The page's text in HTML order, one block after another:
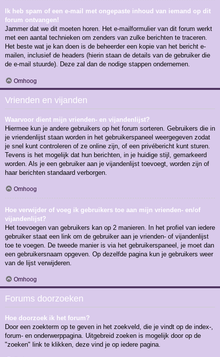
Ik heb spam of een e-mail met ongepaste inhoud van iemand op dit
forum ontvangen!
Jammer dat we dit moeten horen. Het e-mailformulier van dit forum werkt
met een aantal technieken om zenders van zulke berichten te traceren.
Het beste wat je kan doen is de beheerder een kopie van het bericht e-
mailen, inclusief de headers (hierin staan de details van de gebruiker die
de e-mail stuurde). Deze zal dan de nodige stappen ondernemen.
Omhoog
Vrienden en vijanden
Waarvoor dient mijn vrienden- en vijandenlijst?
Hiermee kun je andere gebruikers op het forum sorteren. Gebruikers die in
je vriendenlijst staan worden in het gebruikerspaneel weergegeven zodat
je snel kunt controleren of ze online zijn, of een privébericht kunt sturen.
Tevens is het mogelijk dat hun berichten, in je huidige stijl, gemarkeerd
worden. Als je een gebruiker aan je vijandenlijst toevoegt, worden zijn of
haar berichten standaard verborgen.
Omhoog
Hoe verwijder of voeg ik gebruikers toe aan mijn vrienden- en/of
vijandenlijst?
Het toevoegen van gebruikers kan op 2 manieren. In het profiel van iedere
gebruiker staat een link om de gebruiker aan je vrienden- of vijandenlijst
toe te voegen. De tweede manier is via het gebruikerspaneel, je moet dan
een gebruikersnaam opgeven. Op dezelfde pagina kun je gebruikers weer
van de lijst verwijderen.
Omhoog
Forums doorzoeken
Hoe doorzoek ik het forum?
Door een zoekterm op te geven in het zoekveld, die je vindt op de index-,
forum- en onderwerppagina. Uitgebreid zoeken is mogelijk door op de
"zoeken" link te klikken, deze vind je op iedere pagina.